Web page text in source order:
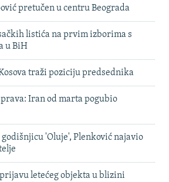
pretučen u centru Beograda
listića na prvim izborima s
u BiH
traži poziciju predsednika
Iran od marta pogubio
'Oluje', Plenković najavio
letećeg objekta u blizini